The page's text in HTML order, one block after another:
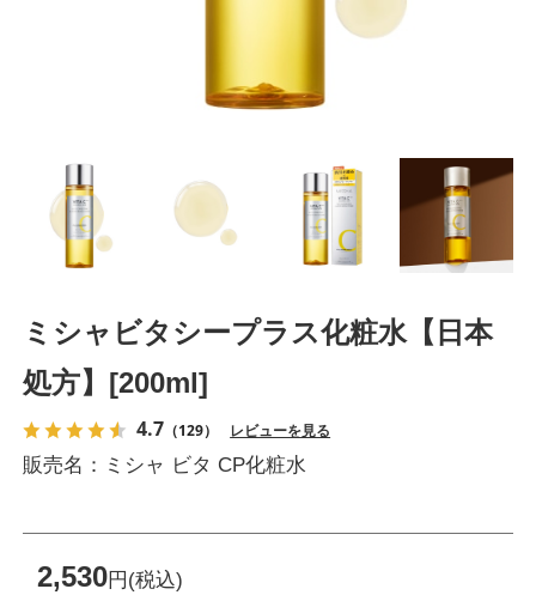
ミシャビタシープラス化粧水【日本
処方】[200ml]
4.7 （129） レビューを見る
販売名：ミシャ ビタ CP化粧水
2,530円(税込)